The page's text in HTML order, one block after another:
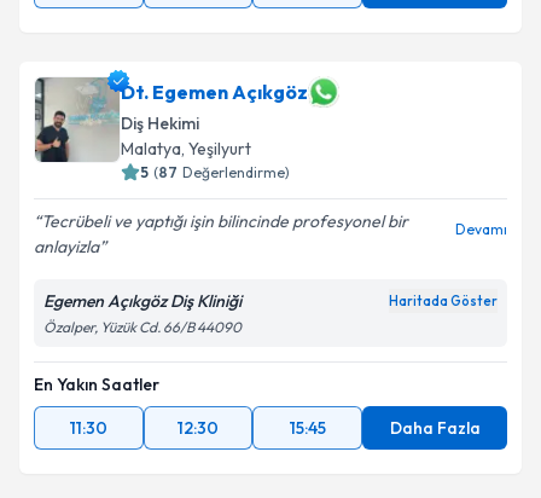
Dt. Egemen Açıkgöz
Diş Hekimi
Malatya, Yeşilyurt
5 (87 Değerlendirme)
Tecrübeli ve yaptığı işin bilincinde profesyonel bir
anlayizla
Devamı
Egemen Açıkgöz Diş Kliniği Haritada Göster
Özalper, Yüzük Cd. 66/B 44090
En Yakın Saatler
11:30
12:30 15:45 Daha Fazla